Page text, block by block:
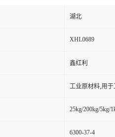
湖北
XHL0689
鑫红利
工业原材料,用
25kg/200kg/5kg/
6300-37-4